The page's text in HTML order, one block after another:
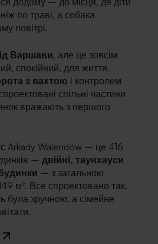
по траві, а собака
повітрі.
Варшави, але це зовсім
спокійний, для життя.
з вахтою і контролем
спільні частини
вражають з першого
Arkady Walendów – це 416
– двійні, таунхауси
– з загальною
м². Все спроектовано так,
була зручною, а сімейне